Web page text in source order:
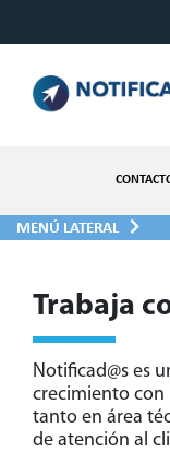
MENÚ LATERAL
Trabaja
Notificad@s es
crecimiento con
tanto en área
de atención al